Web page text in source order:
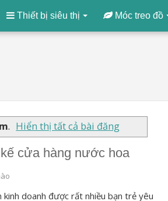
Thiết bị siêu thị Móc treo đồ
. Hiển thị tất cả bài đăng
cửa hàng nước hoa
kinh doanh được rất nhiều bạn trẻ yêu